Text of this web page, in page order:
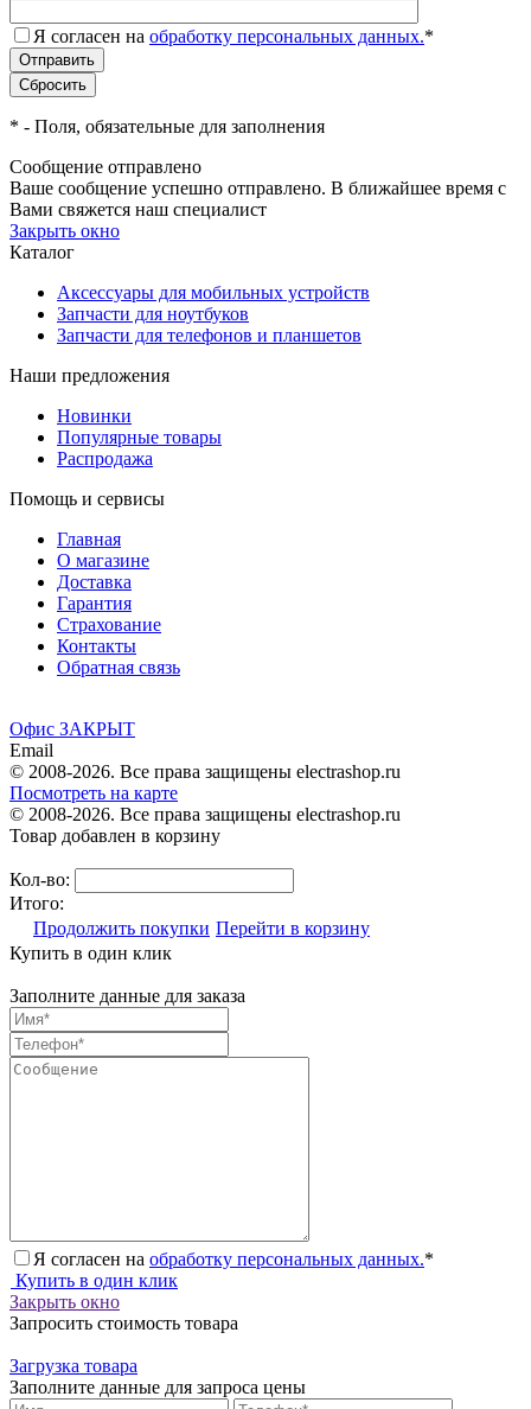
Я согласен на обработку персональных данных.*
* - Поля, обязательные для заполнения
Сообщение отправлено
Ваше сообщение успешно отправлено. В ближайшее время с
Вами свяжется наш специалист
Закрыть окно
Каталог
Аксессуары для мобильных устройств
Запчасти для ноутбуков
Запчасти для телефонов и планшетов
Наши предложения
Новинки
Популярные товары
Распродажа
Помощь и сервисы
Главная
О магазине
Доставка
Гарантия
Страхование
Контакты
Обратная связь
Офис ЗАКРЫТ
Email
© 2008-2026. Все права защищены electrashop.ru
Посмотреть на карте
© 2008-2026. Все права защищены electrashop.ru
Товар добавлен в корзину
Кол-во:
Итого:
Продолжить покупки Перейти в корзину
Купить в один клик
Заполните данные для заказа
Я согласен на обработку персональных данных.*
Купить в один клик
Закрыть окно
Запросить стоимость товара
Загрузка товара
Заполните данные для запроса цены